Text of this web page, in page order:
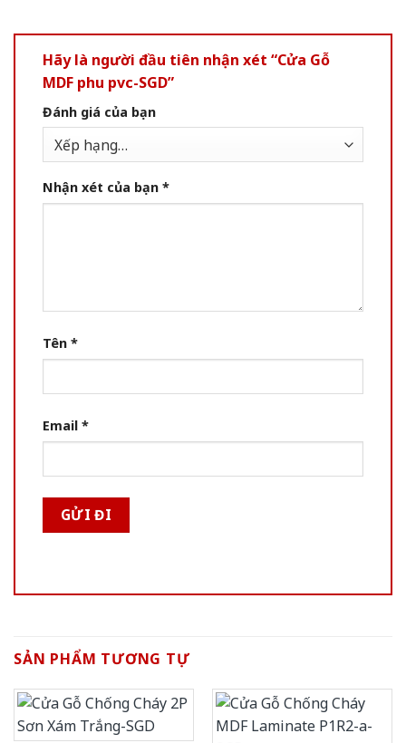
Hãy là người đầu tiên nhận xét “Cửa Gỗ
MDF phu pvc-SGD”
Đánh giá của bạn
Nhận xét của bạn *
Tên *
Email *
SẢN PHẨM TƯƠNG TỰ